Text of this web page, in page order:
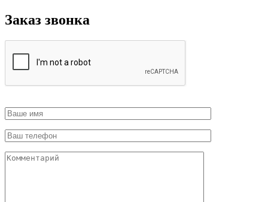
Заказ звонка